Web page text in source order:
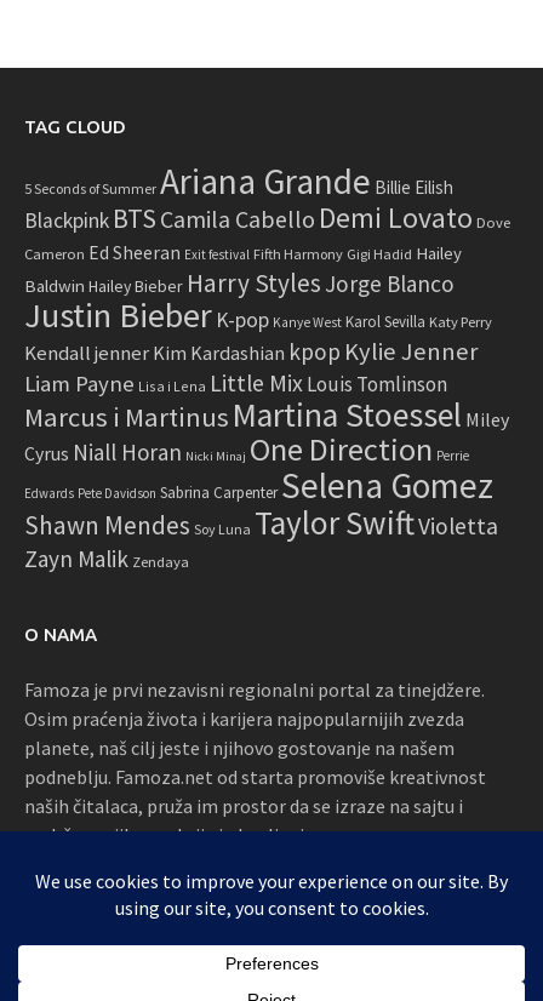
TAG CLOUD
5 Seconds of Summer Ariana Grande Billie Eilish
Blackpink BTS Camila Cabello Demi Lovato Dove
Cameron Ed Sheeran Exit festival Fifth Harmony Gigi Hadid Hailey
Baldwin Hailey Bieber Harry Styles Jorge Blanco
Justin Bieber K-pop Kanye West Karol Sevilla Katy Perry
Kendall jenner Kim Kardashian kpop Kylie Jenner
Liam Payne Lisa i Lena Little MixLouis Tomlinson
Marcus i Martinus Martina Stoessel Miley
Cyrus Niall Horan Nicki Minaj One Direction Perrie
Edwards Pete Davidson Sabrina Carpenter Selena Gomez
Shawn Mendes Soy Luna Taylor SwiftVioletta
Zayn Malik Zendaya
O NAMA
Famoza je prvi nezavisni regionalni portal za tinejdžere.
Osim praćenja života i karijera najpopularnijih zvezda
planete, naš cilj jeste i njihovo gostovanje na našem
podneblju. Famoza.net od starta promoviše kreativnost
naših čitalaca, pruža im prostor da se izraze na sajtu i
podržava njihove akcije i okupljanja